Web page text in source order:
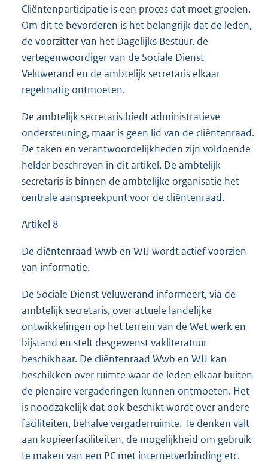
Cliëntenparticipatie is een proces dat moet groeien.
Om dit te bevorderen is het belangrijk dat de leden,
de voorzitter van het Dagelijks Bestuur, de
vertegenwoordiger van de Sociale Dienst
Veluwerand en de ambtelijk secretaris elkaar
regelmatig ontmoeten.
De ambtelijk secretaris biedt administratieve
ondersteuning, maar is geen lid van de cliëntenraad.
De taken en verantwoordelijkheden zijn voldoende
helder beschreven in dit artikel. De ambtelijk
secretaris is binnen de ambtelijke organisatie het
centrale aanspreekpunt voor de cliëntenraad.
Artikel 8
De cliëntenraad Wwb en WIJ wordt actief voorzien
van informatie.
De Sociale Dienst Veluwerand informeert, via de
ambtelijk secretaris, over actuele landelijke
ontwikkelingen op het terrein van de Wet werk en
bijstand en stelt desgewenst vakliteratuur
beschikbaar. De cliëntenraad Wwb en WIJ kan
beschikken over ruimte waar de leden elkaar buiten
de plenaire vergaderingen kunnen ontmoeten. Het
is noodzakelijk dat ook beschikt wordt over andere
faciliteiten, behalve vergaderruimte. Te denken valt
aan kopieerfaciliteiten, de mogelijkheid om gebruik
te maken van een PC met internetverbinding etc.